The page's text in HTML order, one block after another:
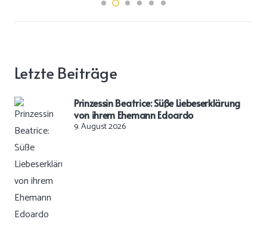
Letzte Beiträge
Prinzessin Beatrice: Süße Liebeserklärung
von ihrem Ehemann Edoardo
9. August 2026